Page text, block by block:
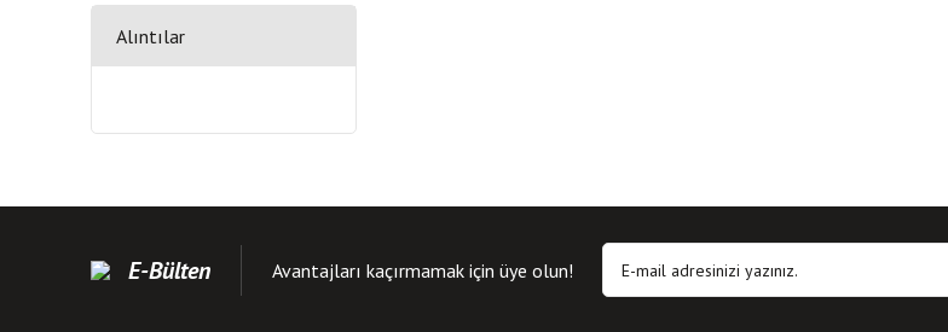
Alıntılar
E-Bülten Avantajları kaçırmamak için üye olun!